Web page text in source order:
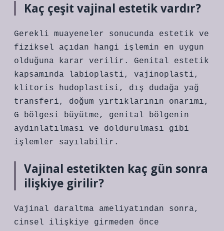
Kaç çeşit vajinal estetik vardır?
Gerekli muayeneler sonucunda estetik ve
fiziksel açıdan hangi işlemin en uygun
olduğuna karar verilir. Genital estetik
kapsamında labioplasti, vajinoplasti,
klitoris hudoplastisi, dış dudağa yağ
transferi, doğum yırtıklarının onarımı,
G bölgesi büyütme, genital bölgenin
aydınlatılması ve doldurulması gibi
işlemler sayılabilir.
Vajinal estetikten kaç gün sonra
ilişkiye girilir?
Vajinal daraltma ameliyatından sonra,
cinsel ilişkiye girmeden önce